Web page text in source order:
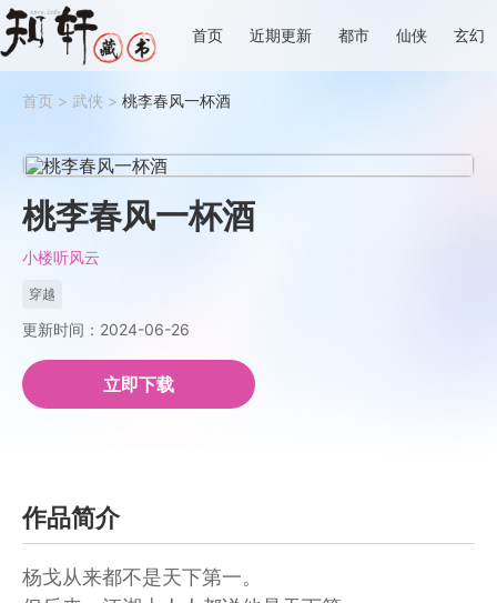
首页 近期更新 都市 仙侠 玄幻
首页 > 武侠 > 桃李春风一杯酒
桃李春风一杯酒
小楼听风云
穿越
更新时间：2024-06-26
立即下载
作品简介
杨戈从来都不是天下第一。